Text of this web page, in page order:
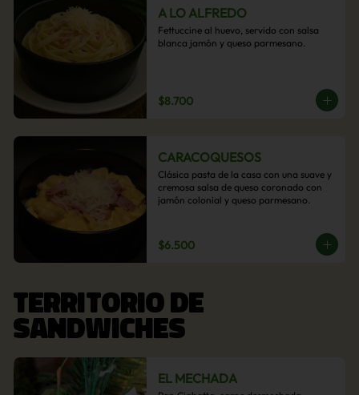
A LO ALFREDO
Fettuccine al huevo, servido con salsa
blanca jamón y queso parmesano.
$8.700
CARACOQUESOS
Clásica pasta de la casa con una suave y
cremosa salsa de queso coronado con
jamón colonial y queso parmesano.
$6.500
TERRITORIO DE
SANDWICHES
EL MECHADA